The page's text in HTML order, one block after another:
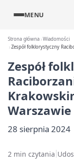
MENU
Strona główna Wiadomości
Zespół folklorystyczny
Zespół
Warszawie
28 sierpnia 2024
2 min czytania